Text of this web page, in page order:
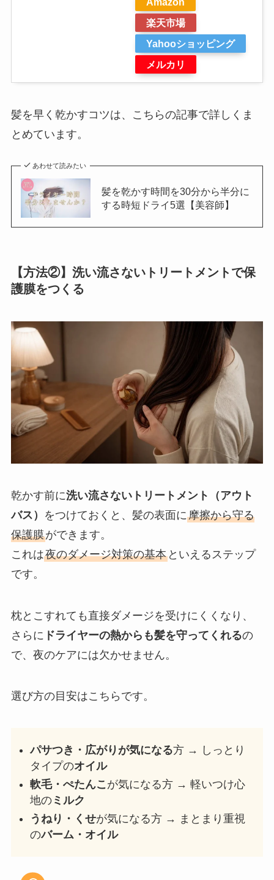
楽天市場
Yahooショッピング
メルカリ
髪を早く乾かすコツは、こちらの記事で詳しくま
とめています。
あわせて読みたい
髪を乾かす時間を30分から半分に
する時短ドライ5選【美容師】
【方法②】洗い流さないトリートメントで保
護膜をつくる
乾かす前に洗い流さないトリートメント（アウト
バス）
をつけておくと、髪の表面に摩擦から守る
保護膜ができます。
これは夜のダメージ対策の基本といえるステップ
です。
枕とこすれても直接ダメージを受けにくくなり、
さらに ドライヤーの熱からも髪を守ってくれるの
で、夜のケアには欠かせません。
選び方の目安はこちらです。
パサつき・広がりが気になる方 → しっとり
タイプのオイル
軟毛・ぺたんこが気になる方 → 軽いつけ心
地の ミルク
うねり・くせが気になる方 → まとまり重視
のバーム・オイル